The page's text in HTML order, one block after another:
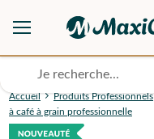
Accueil Produits Professionnels
à café à grain professionnelle